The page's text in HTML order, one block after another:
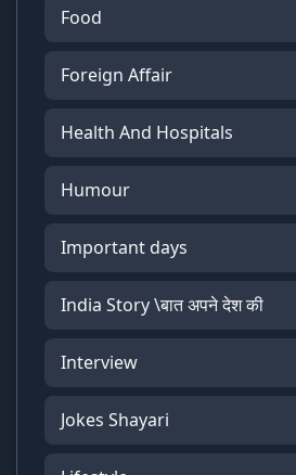
Food
Foreign Affair
Health And Hospitals
Humour
Important days
India Story \बात अपने देश की
Interview
Jokes Shayari